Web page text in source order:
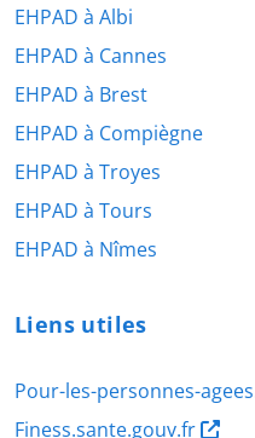
EHPAD à Albi
EHPAD à Cannes
EHPAD à Brest
EHPAD à Compiègne
EHPAD à Troyes
EHPAD à Tours
EHPAD à Nîmes
Liens utiles
Pour-les-personnes-
Finess.sante.gouv.fr